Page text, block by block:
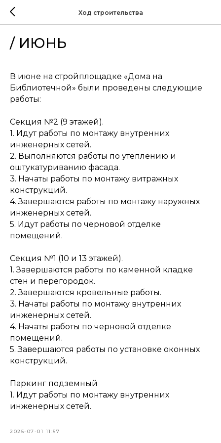
Ход строительства
/ ИЮНЬ
В июне на стройплощадке «‎Дома на
Библиотечной» были проведены следующие
работы:
Секция №2 (9 этажей).
1. Идут работы по монтажу внутренних
инженерных сетей.
2. Выполняются работы по утеплению и
оштукатуриванию фасада.
3. Начаты работы по монтажу витражных
конструкций.
4. Завершаются работы по монтажу наружных
инженерных сетей.
5. Идут работы по черновой отделке
помещений.
Секция №1 (10 и 13 этажей).
1. Завершаются работы по каменной кладке
стен и перегородок.
2. Завершаются кровельные работы.
3. Начаты работы по монтажу внутренних
инженерных сетей.
4. Начаты работы по черновой отделке
помещений.
5. Завершаются работы по установке оконных
конструкций.
Паркинг подземный
1. Идут работы по монтажу внутренних
инженерных сетей.
2025-07-01 11:57